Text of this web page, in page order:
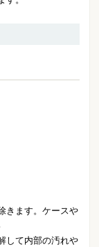
きます。ケースや
して内部の汚れや